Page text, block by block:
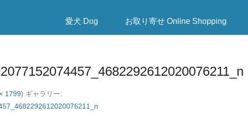
愛犬 Dog お取り寄せ Online Shopping
1799) ギャラリー: